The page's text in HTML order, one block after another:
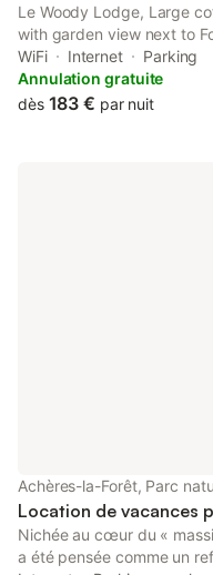
Le Woody Lodge, Large
with garden view next to
barbecue facilities, is
Château de Fontainebleau,
as...
WiFi Internet
Parking
Annulation gratuite
dès 183 € par nuit
Achères-la-Forêt, Parc
Location de vacances
Nichée au cœur du «
a été pensée comme un